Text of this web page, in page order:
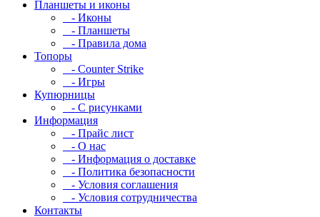
Планшеты и иконы
- Иконы
- Планшеты
- Правила дома
Топоры
- Counter Strike
- Игры
Купюрницы
- С рисунками
Информация
- Прайс лист
- О нас
- Информация о доставке
- Политика безопасности
- Условия соглашения
- Условия сотрудничества
Контакты